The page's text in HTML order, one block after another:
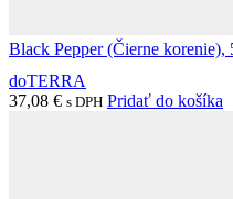
Black Pepper (Čierne korenie),
doTERRA
37,08 € s DPH Pridať do košíka